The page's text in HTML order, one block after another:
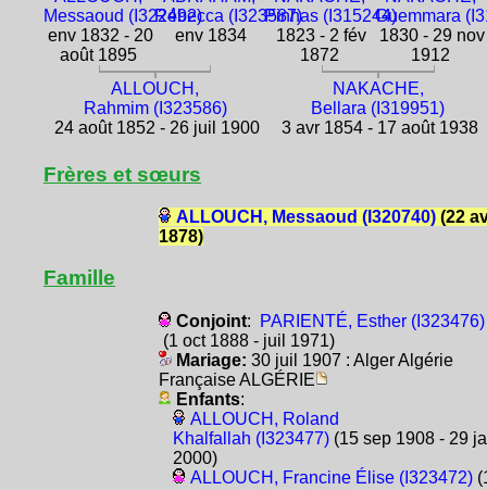
Messaoud (I322492)
env 1832 - 20
août 1895
Rébecca (I323587)
env 1834
Pinhas (I315244)
1823 - 2 fév
1872
Guemmara
1830 - 29 nov
1912
ALLOUCH,
Rahmim (I323586)
24 août 1852 - 26 juil 1900
NAKACHE,
Bellara (I319951)
3 avr 1854 - 17 août 1938
Frères et sœurs
ALLOUCH, Messaoud (I320740)(22
1878)
Famille
Conjoint:
PARIENTÉ, Esther (I323476)
(1 oct 1888 - juil 1971)
Mariage: 30 juil 1907 : Alger Algérie
Française ALGÉRIE
Enfants:
ALLOUCH, Roland
Khalfallah (I323477)(15 sep 1908 - 29
2000)
ALLOUCH, Francine Élise (I323472)